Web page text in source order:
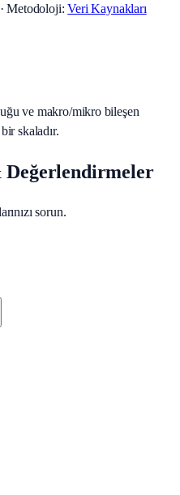
· Metodoloji:Veri Kaynakları
ve makro/mikro bileşen
skaladır.
sorun.